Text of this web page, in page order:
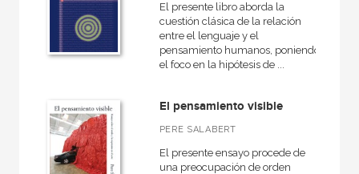
El presente libro aborda la
cuestión clásica de la relación
entre el lenguaje y el
pensamiento humanos, poniendo
el foco en la hipótesis de ...
El pensamiento visible
PERE SALABERT
El presente ensayo procede de
una preocupación de orden